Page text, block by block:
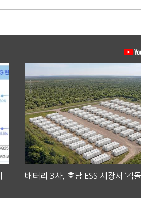
배터리 3사, 호남 ESS 시장서 ‘격돌